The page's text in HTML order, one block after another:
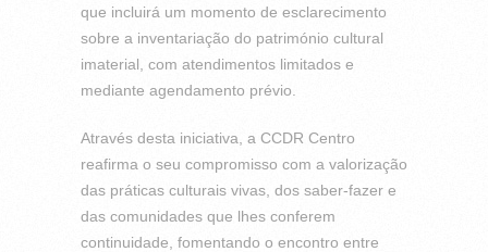
que incluirá um momento de esclarecimento
sobre a inventariação do património cultural
imaterial, com atendimentos limitados e
mediante agendamento prévio.
Através desta iniciativa, a CCDR Centro
reafirma o seu compromisso com a valorização
das práticas culturais vivas, dos saber-fazer e
das comunidades que lhes conferem
continuidade, fomentando o encontro entre